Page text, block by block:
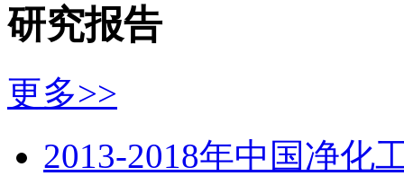
研究报告
更多>>
2013-2018年中国净化